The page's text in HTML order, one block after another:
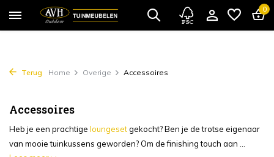
0
Terug Home Overige Accessoires
Accessoires
Heb je een prachtige loungesetgekocht? Ben je de trotse eigenaar
van mooie tuinkussens geworden? Om de finishing touch aan ...